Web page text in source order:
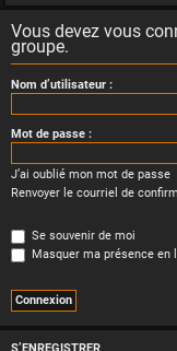
Vous devez vous
groupe.
Nom d’utilisateur :
Mot de passe :
J’ai oublié mon mot de passe
Renvoyer le courriel de
Se souvenir de moi
Masquer ma présence